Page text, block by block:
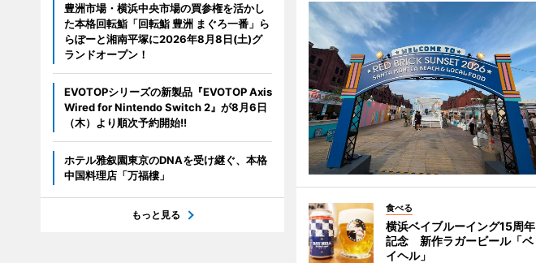
食べる
横浜ベイブルーイング15周年
記念 新作ラガービール「ベ
イヘル」
豊洲市場・横浜中央市場の買参権を活かし
た本格回転鮨「回転鮨 豊洲 まぐろ一番」ら
らぽーと湘南平塚に2026年8月8日(土)グ
ランドオープン！
EVOTOPシリーズの新製品『EVOTOP Axis
Wired for Nintendo Switch 2』が8月6日
（木）より順次予約開始!!
ホテル雅叙園東京のDNAを受け継ぐ、本格
中国料理店「万福樓」
もっと見る